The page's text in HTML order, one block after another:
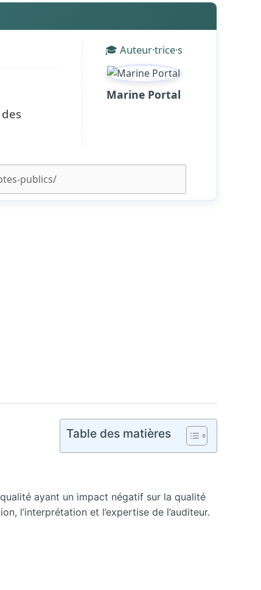
🎓 Auteur·trice·s
Marine Portal
Table des matières
ayant un impact négatif sur la qualité
l’interprétation et l’expertise de l’auditeur.